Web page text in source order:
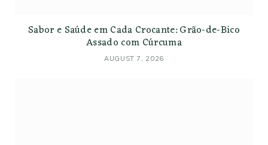
Sabor e Saúde em Cada Crocante: Grão-de-Bico
Assado com Cúrcuma
AUGUST 7, 2026